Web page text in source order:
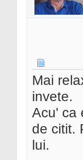
Mai
invete.
Acu' ca
de citit.
lui.